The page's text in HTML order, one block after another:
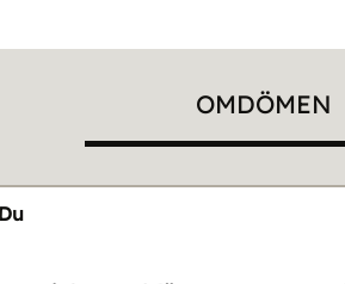
OMDÖMEN
Du